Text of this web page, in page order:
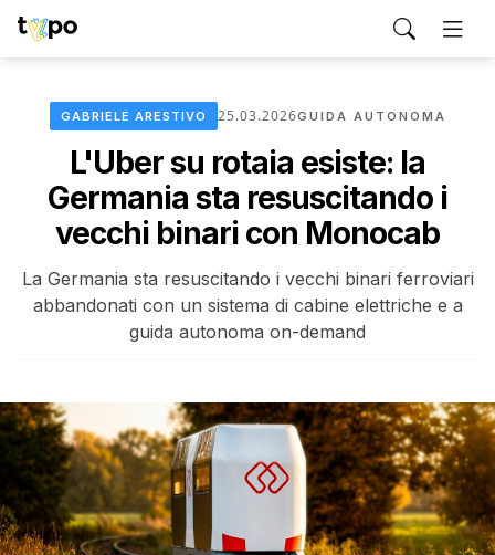
GABRIELE ARESTIVO 25.03.2026GUIDA AUTONOMA
L'Uber su rotaia esiste: la
Germania sta resuscitando i
vecchi binari con Monocab
La Germania sta resuscitando i vecchi binari ferroviari
abbandonati con un sistema di cabine elettriche e a
guida autonoma on-demand